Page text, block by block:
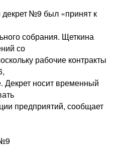
№9 был «принят к
собрания. Щеткина
со
рабочие контракты
носит временный
предприятий, сообщает